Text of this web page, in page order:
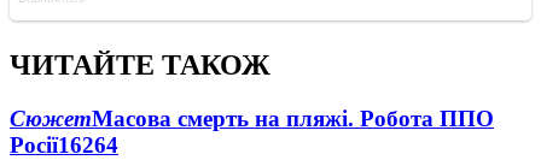
ЧИТАЙТЕ ТАКОЖ
СюжетМасова смерть на пляжі. Робота ППО
Росії16264